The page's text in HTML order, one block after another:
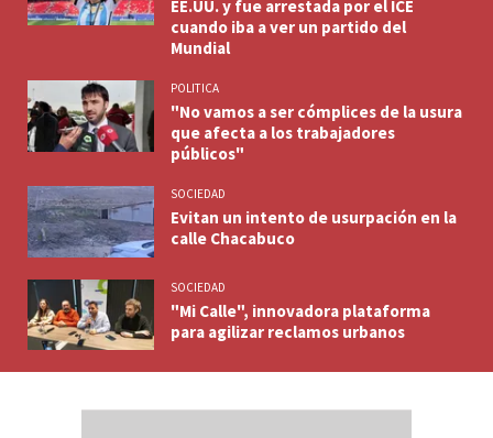
EE.UU. y fue arrestada por el ICE
cuando iba a ver un partido del
Mundial
POLITICA
"No vamos a ser cómplices de la usura
que afecta a los trabajadores
públicos"
SOCIEDAD
Evitan un intento de usurpación en la
calle Chacabuco
SOCIEDAD
"Mi Calle", innovadora plataforma
para agilizar reclamos urbanos